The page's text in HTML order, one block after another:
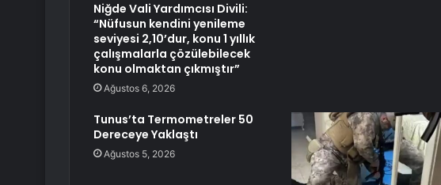
Niğde Vali Yardımcısı Divili:
“Nüfusun kendini yenileme
seviyesi 2,10’dur, konu 1 yıllık
çalışmalarla çözülebilecek
konu olmaktan çıkmıştır”
Ağustos 6, 2026
Tunus’ta Termometreler 50
Dereceye Yaklaştı
Ağustos 5, 2026